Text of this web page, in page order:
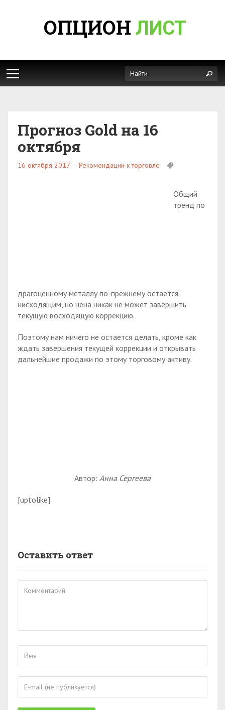
ОПЦИОН ЛИСТ
Прогноз Gold на 16
октября
16 октября 2017 — Рекомендации к торговле
Общий
тренд по
драгоценному металлу по-прежнему остается
нисходящим, но цена никак не может завершить
текущую восходящую коррекцию.
Поэтому нам ничего не остается делать, кроме как
ждать завершения текущей коррекции и открывать
дальнейшие продажи по этому торговому активу.
Автор: Анна Сергеева
[uptolike]
Оставить ответ